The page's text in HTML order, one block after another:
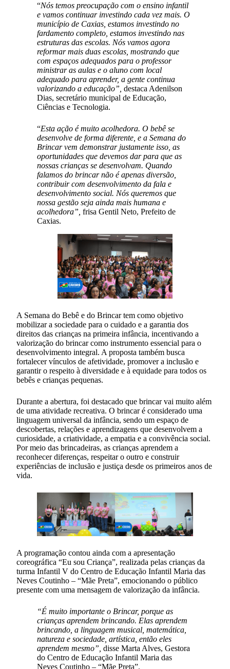
“Nós temos preocupação com o ensino infantil
e vamos continuar investindo cada vez mais. O
município de Caxias, estamos investindo no
fardamento completo, estamos investindo nas
estruturas das escolas. Nós vamos agora
reformar mais duas escolas, mostrando que
com espaços adequados para o professor
ministrar as aulas e o aluno com local
adequado para aprender, a gente continua
valorizando a educação”, destaca Adenilson
Dias, secretário municipal de Educação,
Ciências e Tecnologia.
“Esta ação é muito acolhedora. O bebê se
desenvolve de forma diferente, e a Semana do
Brincar vem demonstrar justamente isso, as
oportunidades que devemos dar para que as
nossas crianças se desenvolvam. Quando
falamos do brincar não é apenas diversão,
contribuir com desenvolvimento da fala e
desenvolvimento social. Nós queremos que
nossa gestão seja ainda mais humana e
acolhedora”, frisa Gentil Neto, Prefeito de
Caxias.
A Semana do Bebê e do Brincar tem como objetivo
mobilizar a sociedade para o cuidado e a garantia dos
direitos das crianças na primeira infância, incentivando a
valorização do brincar como instrumento essencial para o
desenvolvimento integral. A proposta também busca
fortalecer vínculos de afetividade, promover a inclusão e
garantir o respeito à diversidade e à equidade para todos os
bebês e crianças pequenas.
Durante a abertura, foi destacado que brincar vai muito além
de uma atividade recreativa. O brincar é considerado uma
linguagem universal da infância, sendo um espaço de
descobertas, relações e aprendizagens que desenvolvem a
curiosidade, a criatividade, a empatia e a convivência social.
Por meio das brincadeiras, as crianças aprendem a
reconhecer diferenças, respeitar o outro e construir
experiências de inclusão e justiça desde os primeiros anos de
vida.
A programação contou ainda com a apresentação
coreográfica “Eu sou Criança”, realizada pelas crianças da
turma Infantil V do Centro de Educação Infantil Maria das
Neves Coutinho – “Mãe Preta”, emocionando o público
presente com uma mensagem de valorização da infância.
“É muito importante o Brincar, porque as
crianças aprendem brincando. Elas aprendem
brincando, a linguagem musical, matemática,
natureza e sociedade, artística, então eles
aprendem mesmo”, disse Marta Alves, Gestora
do Centro de Educação Infantil Maria das
Neves Coutinho – “Mãe Preta”.